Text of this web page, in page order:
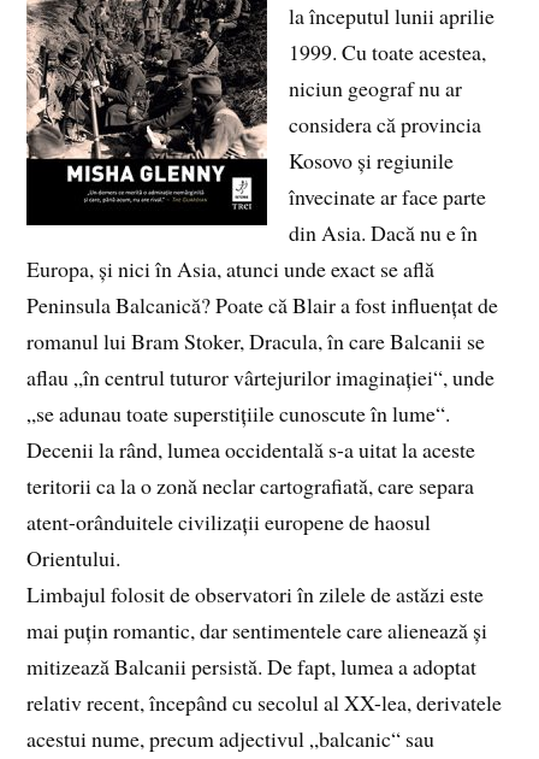
la începutul lunii aprilie
1999. Cu toate acestea,
niciun geograf nu ar
considera că provincia
Kosovo și regiunile
învecinate ar face parte
din Asia. Dacă nu e în
Europa, și nici în Asia, atunci unde exact se află
Peninsula Balcanică? Poate că Blair a fost influențat de
romanul lui Bram Stoker, Dracula, în care Balcanii se
aflau „în centrul tuturor vârtejurilor imaginației“, unde
„se adunau toate superstițiile cunoscute în lume“.
Decenii la rând, lumea occidentală s-a uitat la aceste
teritorii ca la o zonă neclar cartografiată, care separa
atent-orânduitele civilizații europene de haosul
Orientului.
Limbajul folosit de observatori în zilele de astăzi este
mai puțin romantic, dar sentimentele care alienează și
mitizează Balcanii persistă. De fapt, lumea a adoptat
relativ recent, începând cu secolul al XX-lea, derivatele
acestui nume, precum adjectivul „balcanic“ sau